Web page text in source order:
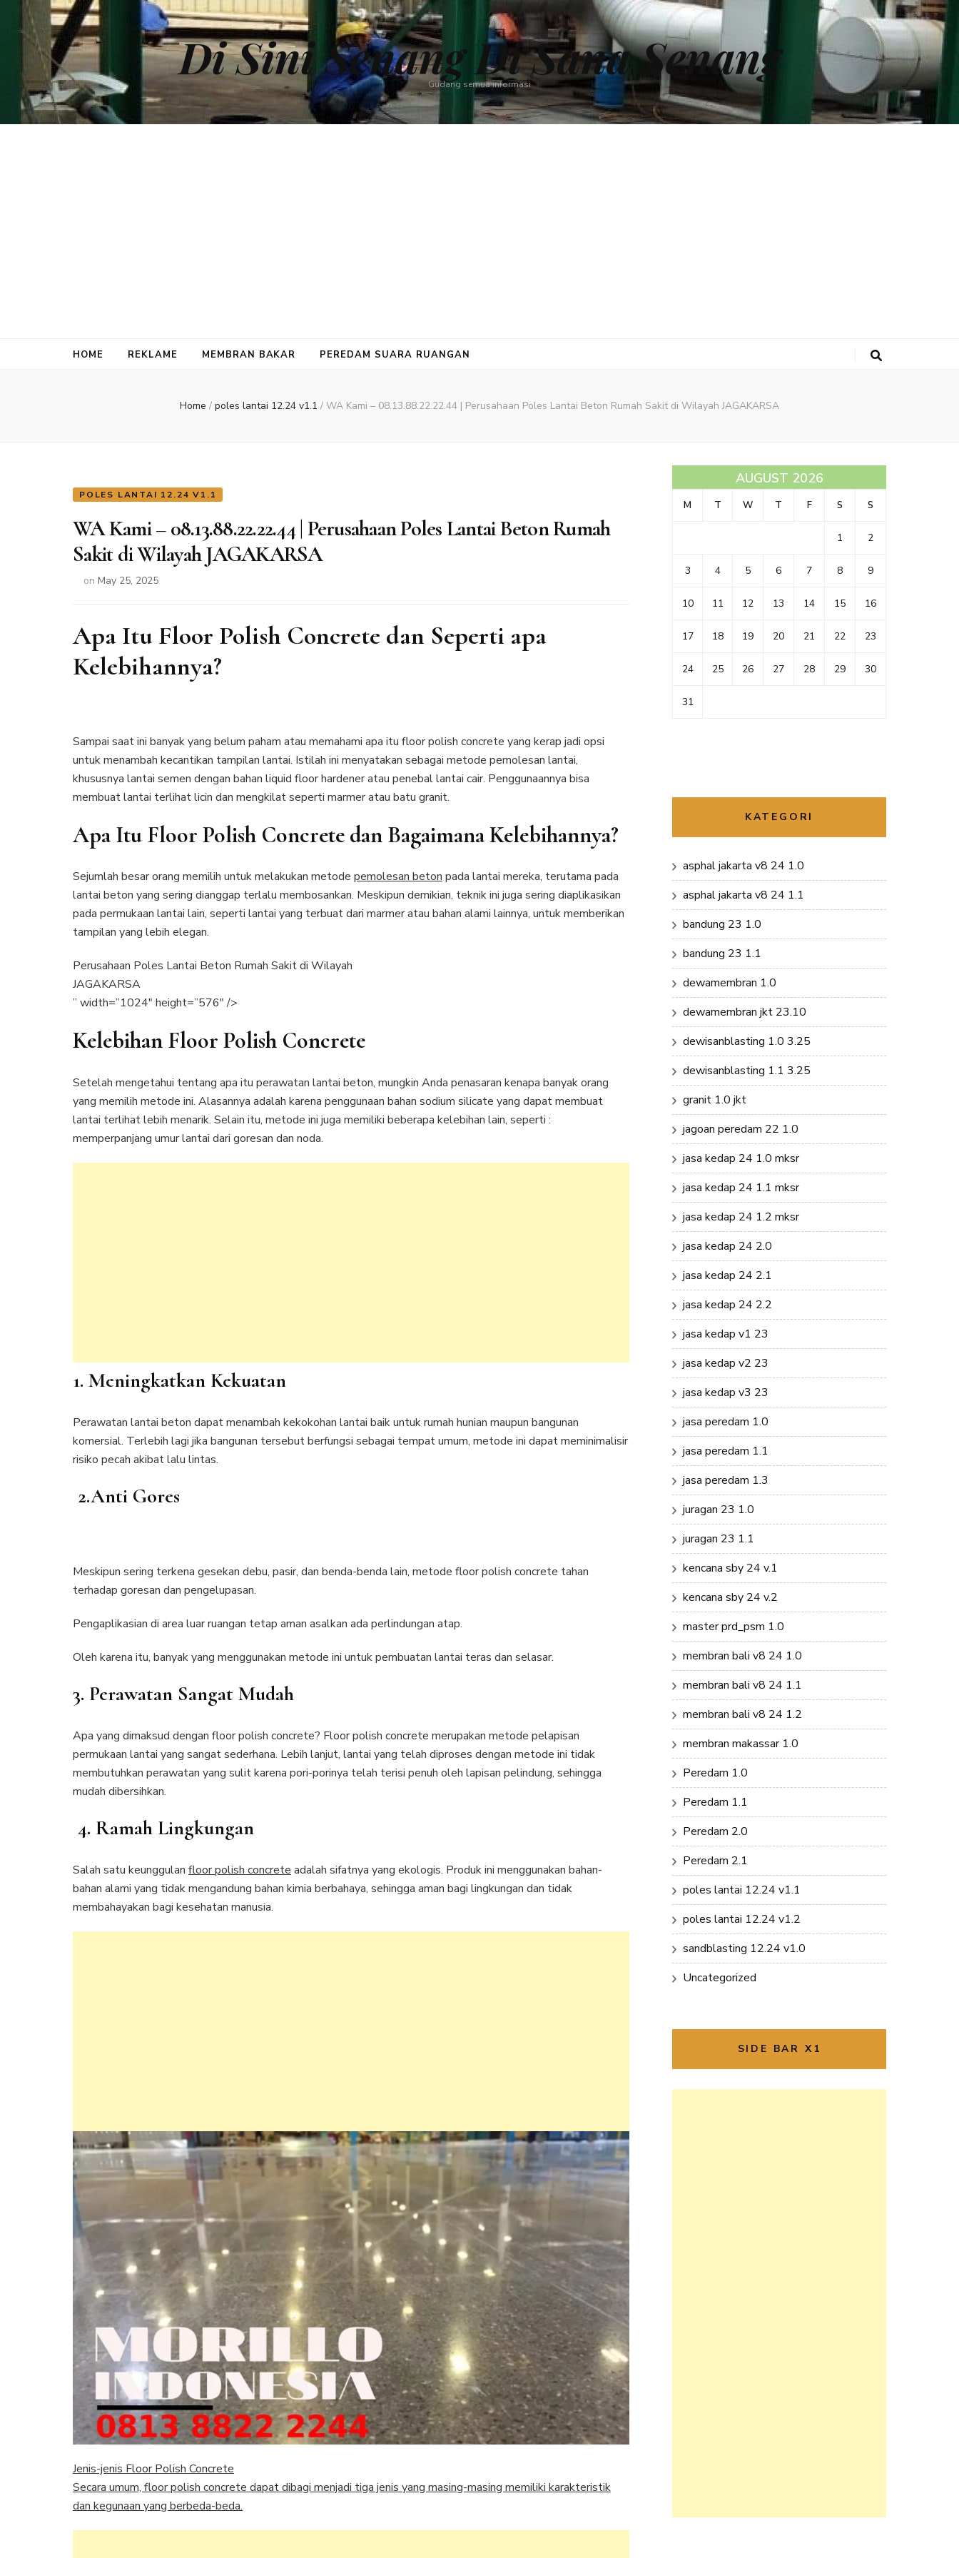
Di Sini Senang Di Sana Senang
Gudang semua informasi
HOME REKLAME MEMBRAN BAKAR PEREDAM SUARA RUANGAN
Home / poles lantai 12.24 v1.1 / WA Kami – 08.13.88.22.22.44 | Perusahaan Poles Lantai Beton Rumah Sakit di Wilayah JAGAKARSA
POLES LANTAI 12.24 V1.1
WA Kami – 08.13.88.22.22.44 | Perusahaan Poles Lantai Beton Rumah
Sakit di Wilayah JAGAKARSA
on May 25, 2025
Apa Itu Floor Polish Concrete dan Seperti apa
Kelebihannya?
Sampai saat ini banyak yang belum paham atau memahami apa itu floor polish concrete yang kerap jadi opsi
untuk menambah kecantikan tampilan lantai. Istilah ini menyatakan sebagai metode pemolesan lantai,
khususnya lantai semen dengan bahan liquid floor hardener atau penebal lantai cair. Penggunaannya bisa
membuat lantai terlihat licin dan mengkilat seperti marmer atau batu granit.
Apa Itu Floor Polish Concrete dan Bagaimana Kelebihannya?
Sejumlah besar orang memilih untuk melakukan metode pemolesan beton pada lantai mereka, terutama pada
lantai beton yang sering dianggap terlalu membosankan. Meskipun demikian, teknik ini juga sering diaplikasikan
pada permukaan lantai lain, seperti lantai yang terbuat dari marmer atau bahan alami lainnya, untuk memberikan
tampilan yang lebih elegan.
Perusahaan Poles Lantai Beton Rumah Sakit di Wilayah
JAGAKARSA
” width=”1024″ height=”576″ />
Kelebihan Floor Polish Concrete
Setelah mengetahui tentang apa itu perawatan lantai beton, mungkin Anda penasaran kenapa banyak orang
yang memilih metode ini. Alasannya adalah karena penggunaan bahan sodium silicate yang dapat membuat
lantai terlihat lebih menarik. Selain itu, metode ini juga memiliki beberapa kelebihan lain, seperti :
memperpanjang umur lantai dari goresan dan noda.
1. Meningkatkan Kekuatan
Perawatan lantai beton dapat menambah kekokohan lantai baik untuk rumah hunian maupun bangunan
komersial. Terlebih lagi jika bangunan tersebut berfungsi sebagai tempat umum, metode ini dapat meminimalisir
risiko pecah akibat lalu lintas.
2.Anti Gores
Meskipun sering terkena gesekan debu, pasir, dan benda-benda lain, metode floor polish concrete tahan
terhadap goresan dan pengelupasan.
Pengaplikasian di area luar ruangan tetap aman asalkan ada perlindungan atap.
Oleh karena itu, banyak yang menggunakan metode ini untuk pembuatan lantai teras dan selasar.
3. Perawatan Sangat Mudah
Apa yang dimaksud dengan floor polish concrete? Floor polish concrete merupakan metode pelapisan
permukaan lantai yang sangat sederhana. Lebih lanjut, lantai yang telah diproses dengan metode ini tidak
membutuhkan perawatan yang sulit karena pori-porinya telah terisi penuh oleh lapisan pelindung, sehingga
mudah dibersihkan.
4. Ramah Lingkungan
Salah satu keunggulan floor polish concrete adalah sifatnya yang ekologis. Produk ini menggunakan bahan-
bahan alami yang tidak mengandung bahan kimia berbahaya, sehingga aman bagi lingkungan dan tidak
membahayakan bagi kesehatan manusia.
Jenis-jenis Floor Polish Concrete
Secara umum, floor polish concrete dapat dibagi menjadi tiga jenis yang masing-masing memiliki karakteristik
dan kegunaan yang berbeda-beda.
AUGUST 2026
M T W T F S S
1 2
3 4 5 6 7 8 9
10 11 12 13 14 15 16
17 18 19 20 21 22 23
24 25 26 27 28 29 30
31
KATEGORI
asphal jakarta v8 24 1.0
asphal jakarta v8 24 1.1
bandung 23 1.0
bandung 23 1.1
dewamembran 1.0
dewamembran jkt 23.10
dewisanblasting 1.0 3.25
dewisanblasting 1.1 3.25
granit 1.0 jkt
jagoan peredam 22 1.0
jasa kedap 24 1.0 mksr
jasa kedap 24 1.1 mksr
jasa kedap 24 1.2 mksr
jasa kedap 24 2.0
jasa kedap 24 2.1
jasa kedap 24 2.2
jasa kedap v1 23
jasa kedap v2 23
jasa kedap v3 23
jasa peredam 1.0
jasa peredam 1.1
jasa peredam 1.3
juragan 23 1.0
juragan 23 1.1
kencana sby 24 v.1
kencana sby 24 v.2
master prd_psm 1.0
membran bali v8 24 1.0
membran bali v8 24 1.1
membran bali v8 24 1.2
membran makassar 1.0
Peredam 1.0
Peredam 1.1
Peredam 2.0
Peredam 2.1
poles lantai 12.24 v1.1
poles lantai 12.24 v1.2
sandblasting 12.24 v1.0
Uncategorized
SIDE BAR X1